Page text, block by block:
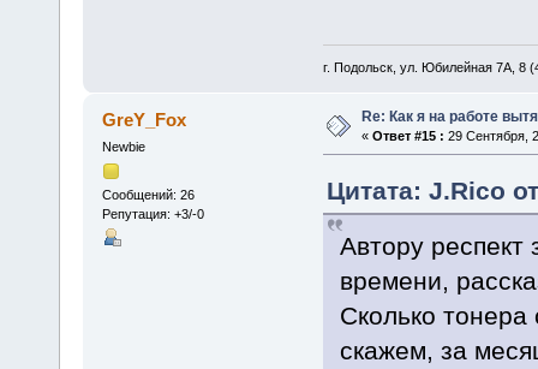
г. Подольск, ул. Юбилейная 7А, 8
GreY_Fox
Newbie
Сообщений: 26
Репутация: +3/-0
Re: Как я на работе
« Ответ #15 : 29 Сентября,
Цитата: J.Rico
Автору респект
времени,
Сколько тонера
скажем, за